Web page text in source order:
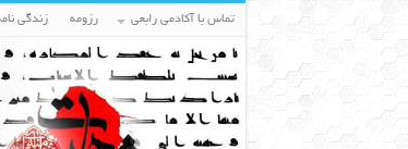
تماس با آکادمی رابعی رزومه زندگی